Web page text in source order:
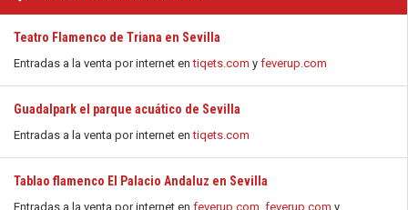
Teatro Flamenco de Triana en Sevilla
Entradas a la venta por internet entiqets.com y feverup.com
Guadalpark el parque acuático de Sevilla
Entradas a la venta por internet entiqets.com
Tablao flamenco El Palacio Andaluz en Sevilla
Entradas a la venta por internet en feverup.com, feverup.com y